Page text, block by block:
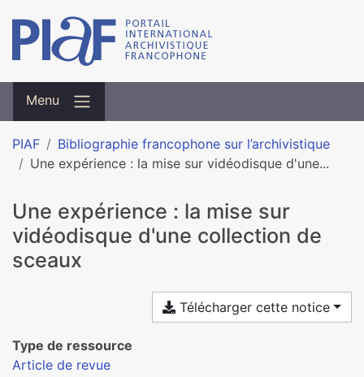
Menu
PIAF
Bibliographie francophone sur l’archivistique
Une expérience : la mise sur vidéodisque d'une...
Une expérience : la mise sur
vidéodisque d'une collection de
sceaux
Télécharger cette notice
Type de ressource
Article de revue